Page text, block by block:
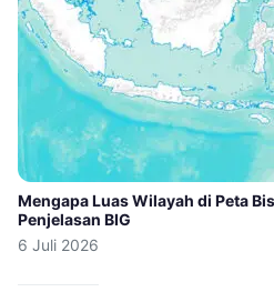
Mengapa Luas Wilayah di Peta
Penjelasan BIG
6 Juli 2026